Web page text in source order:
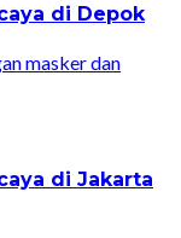
di Depok
di Jakarta